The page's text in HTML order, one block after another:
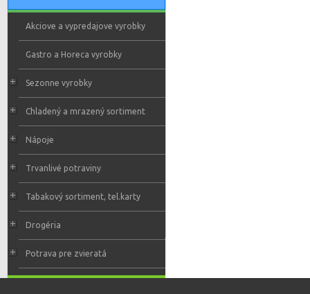
Akciove a vypredajove vyrobky
Gastro a Horeca vyrobky
Sezonne vyrobky
Chladený a mrazený sortiment
Nápoje
Trvanlivé potraviny
Tabakový sortiment, tel.karty
Drogéria
Potrava pre zvieratá